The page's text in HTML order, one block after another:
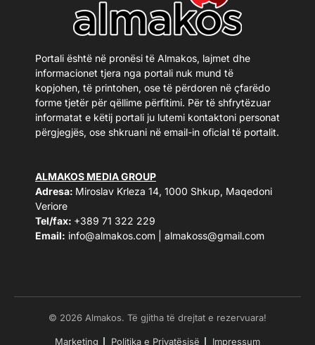
Portali është në pronësi të Almakos, lajmet dhe
informacionet tjera nga portali nuk mund të
kopjohen, të printohen, ose të përdoren në çfarëdo
forme tjetër për qëllime përfitimi. Për të shfrytëzuar
informatat e këtij portali ju lutemi kontaktoni personat
përgjegjës, ose shkruani në email-in oficial të portalit.
ALMAKOS MEDIA GROUP
Adresa: Miroslav Krleza 14, 1000 Shkup, Maqedoni
Veriore
Tel/fax: +389 71 322 229
Email: info@almakos.com almakoss@gmail.com
© 2026 Almakos. Të gjitha të drejtat e rezervuara!
Marketing Politika e Privatësisë Impressum